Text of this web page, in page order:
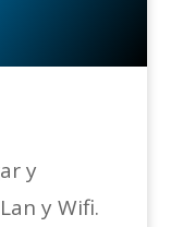
y
y Wifi.